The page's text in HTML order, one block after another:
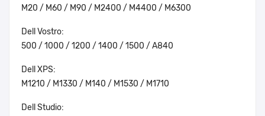
M20 / M60 / M90 / M2400 / M4400 / M6300
Dell Vostro:
500 / 1000 / 1200 / 1400 / 1500 / A840
Dell XPS:
M1210 / M1330 / M140 / M1530 / M1710
Dell Studio: